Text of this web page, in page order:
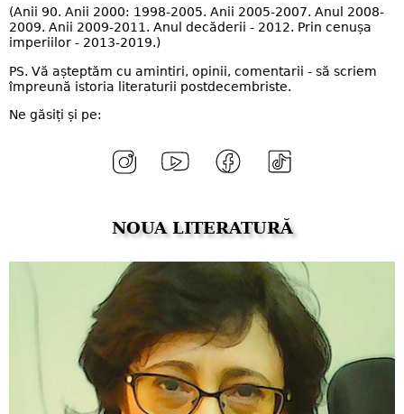
(Anii 90. Anii 2000: 1998-2005. Anii 2005-2007. Anul 2008-
2009. Anii 2009-2011. Anul decăderii - 2012. Prin cenușa
imperiilor - 2013-2019.)
PS. Vă așteptăm cu amintiri, opinii, comentarii - să scriem
împreună istoria literaturii postdecembriste.
Ne găsiți și pe:
NOUA LITERATURĂ